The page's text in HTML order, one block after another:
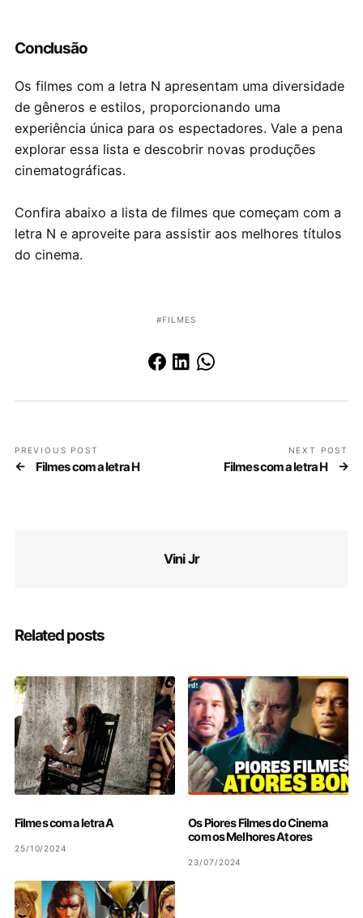
Conclusão
Os filmes com a letra N apresentam uma diversidade
de gêneros e estilos, proporcionando uma
experiência única para os espectadores. Vale a pena
explorar essa lista e descobrir novas produções
cinematográficas.
Confira abaixo a lista de filmes que começam com a
letra N e aproveite para assistir aos melhores títulos
do cinema.
FILMES
PREVIOUS POST
Filmes com a letra H
NEXT POST
Filmes com a letra H
Vini Jr
Related posts
Filmes com a letra A
25/10/2024
Os Piores Filmes do Cinema
com os Melhores Atores
23/07/2024